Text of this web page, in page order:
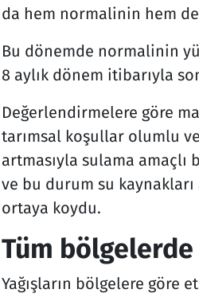
da hem normalinin hem
Bu dönemde normalinin
8 aylık dönem itibarıyla
Değerlendirmelere göre
tarımsal koşullar olumlu
artmasıyla sulama amaçlı
ve bu durum su
ortaya koydu.
Tüm
Yağışların bölgelere göre